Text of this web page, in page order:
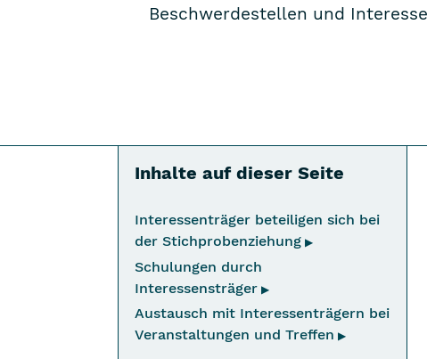
Beschwerde­stellen und
Inhalte auf dieser Seite
Navigation überspringen
Interessenträger beteiligen sich bei
der Stichprobenziehung▶
Schulungen durch
Interessensträger▶
Austausch mit Interessenträgern bei
Veranstaltungen und Treffen ▶